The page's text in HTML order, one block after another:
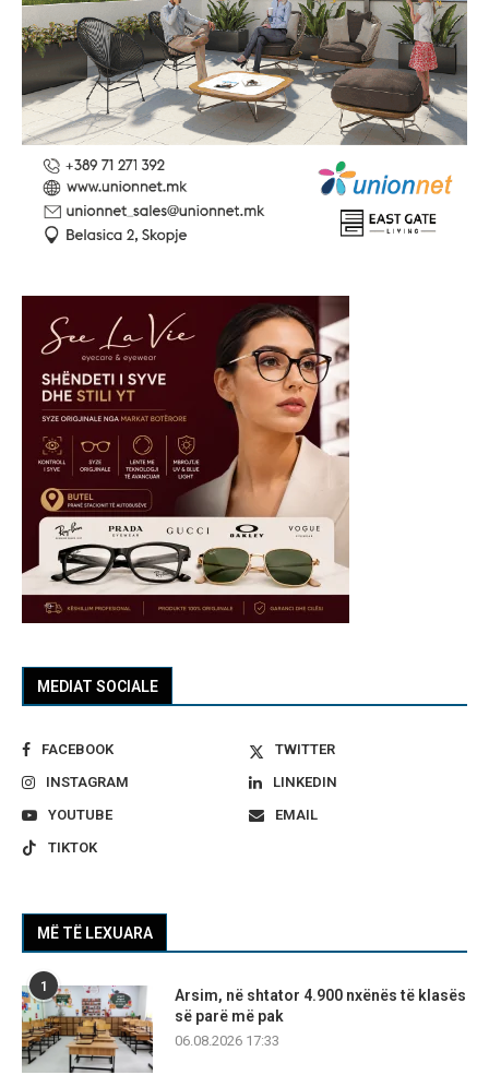
MEDIAT SOCIALE
FACEBOOK
TWITTER
INSTAGRAM
LINKEDIN
YOUTUBE
EMAIL
TIKTOK
MË TË LEXUARA
1
Arsim, në shtator 4.900 nxënës të klasës
së parë më pak
06.08.2026 17:33